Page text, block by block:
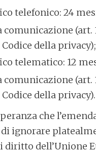
telefonico: 24
comunicazione (art.
Codice della privacy);
telematico: 12
comunicazione (art.
Codice della privacy).
che
di ignorare
diritto dell’Unione